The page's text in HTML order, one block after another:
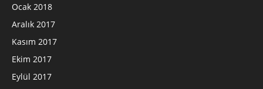
Ocak 2018
Aralık 2017
Kasım 2017
Ekim 2017
Eylül 2017